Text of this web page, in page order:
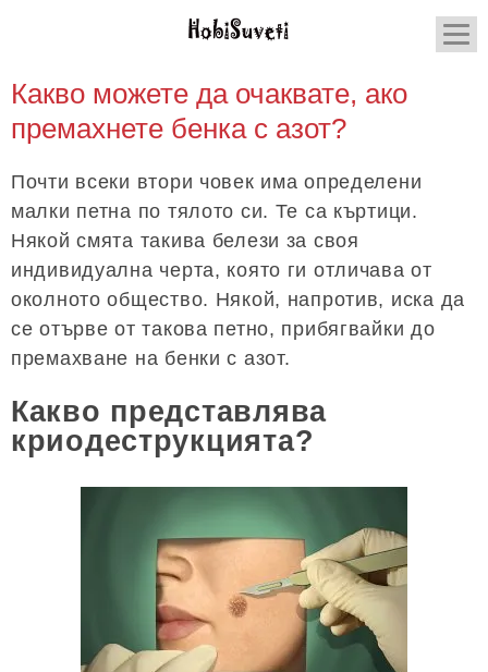
Какво можете да очаквате, ако
премахнете бенка с азот?
Почти всеки втори човек има определени
малки петна по тялото си. Те са къртици.
Някой смята такива белези за своя
индивидуална черта, която ги отличава от
околното общество. Някой, напротив, иска да
се отърве от такова петно, прибягвайки до
премахване на бенки с азот.
Какво представлява
криодеструкцията?